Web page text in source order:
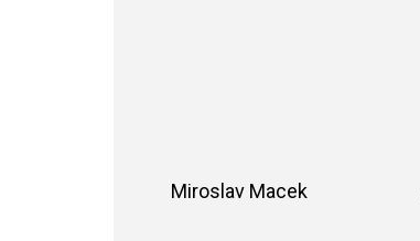
Miroslav Macek